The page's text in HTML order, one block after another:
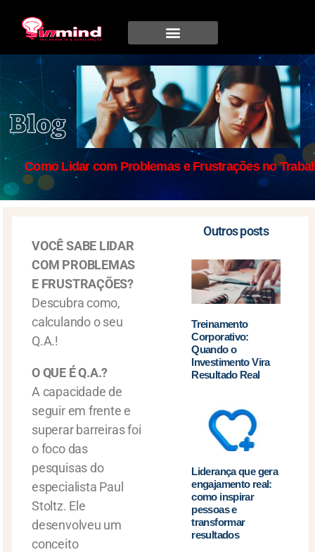
Como Lidar com Problemas e Frustrações no
VOCÊ SABE LIDAR
COM PROBLEMAS
E FRUSTRAÇÕES?
Descubra como,
calculando o seu
Q.A.!
O QUE É Q.A.?
A capacidade de
seguir em frente e
superar barreiras foi
o foco das
pesquisas do
especialista Paul
Stoltz. Ele
desenvolveu um
conceito
Outros posts
Treinamento
Corporativo:
Quando o
Investimento Vira
Resultado Real
Liderança que gera
engajamento real:
como inspirar
pessoas e
transformar
resultados